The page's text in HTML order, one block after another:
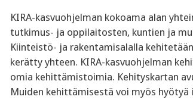
KIRA-kasvuohjelman kokoama alan
tutkimus- ja oppilaitosten, kuntien ja
Kiinteistö- ja rakentamisalalla
kerätty yhteen. KIRA-kasvuohjelman
omia kehittämistoimia. Kehityskartan
Muiden kehittämisestä voi myös